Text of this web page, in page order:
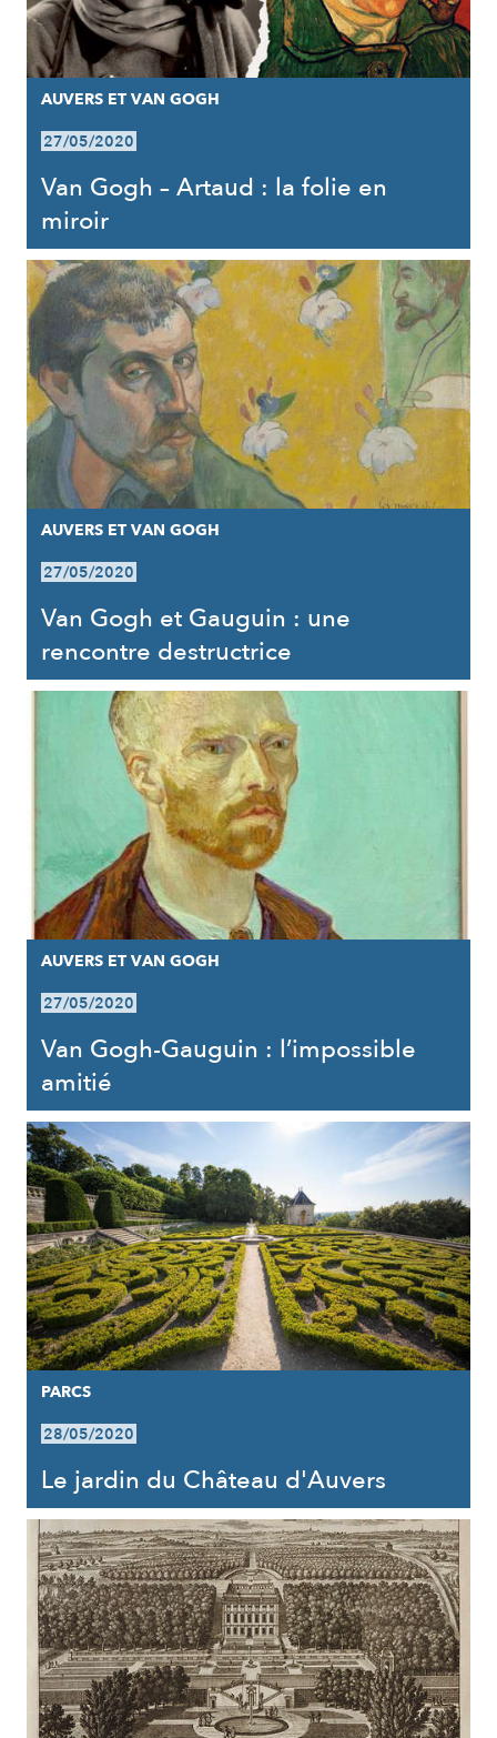
AUVERS ET VAN GOGH
27/05/2020
Van Gogh – Artaud : la folie en
miroir
AUVERS ET VAN GOGH
27/05/2020
Van Gogh et Gauguin : une
rencontre destructrice
AUVERS ET VAN GOGH
27/05/2020
Van Gogh-Gauguin : l’impossible
amitié
PARCS
28/05/2020
Le jardin du Château d'Auvers